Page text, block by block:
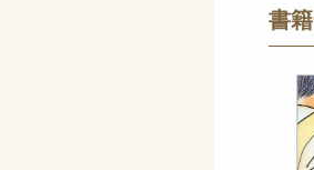
書